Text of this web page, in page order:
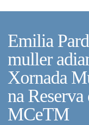
Emilia
muller
Xornada
na
MCeTM